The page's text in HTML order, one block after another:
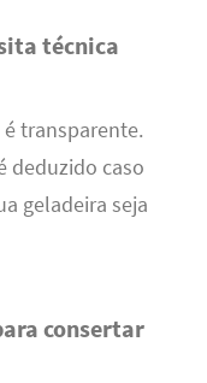
técnica
transparente.
deduzido caso
geladeira seja
consertar